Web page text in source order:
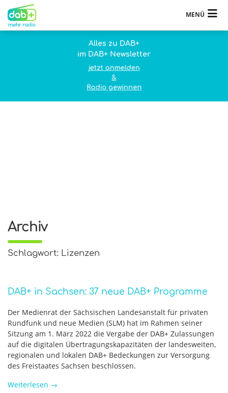
MENÜ
Alles zu DAB+
im DAB+ Newsletter
jetzt anmelden
&
Radio gewinnen
Archiv
Schlagwort: Lizenzen
DAB+ in Sachsen: 37 neue DAB+ Programme
Der Medienrat der Sächsischen Landesanstalt für privaten
Rundfunk und neue Medien (SLM) hat im Rahmen seiner
Sitzung am 1. März 2022 die Vergabe der DAB+ Zulassungen
auf die digitalen Übertragungskapazitäten der landesweiten,
regionalen und lokalen DAB+ Bedeckungen zur Versorgung
des Freistaates Sachsen beschlossen.
Weiterlesen →